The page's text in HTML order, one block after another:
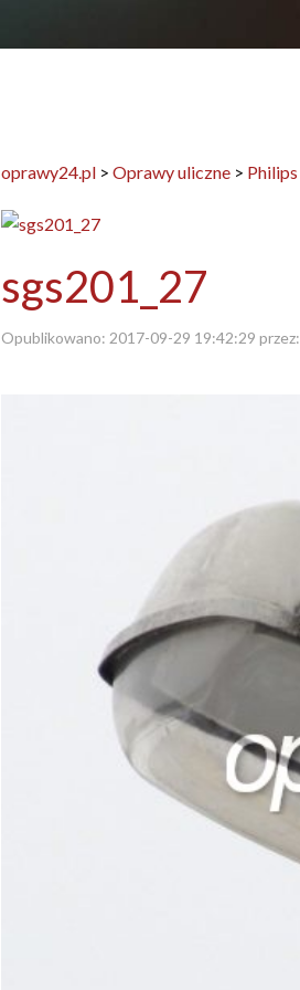
oprawy24.pl > Oprawy uliczne > Philips
sgs201_27
Opublikowano: 2017-09-29 19:42:29 przez: